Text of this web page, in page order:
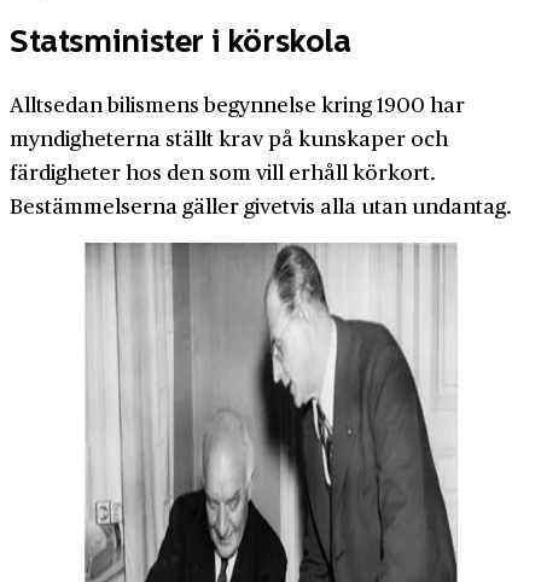
Statsminister i körskola
Alltsedan bilismens begynnelse kring 1900 har
myndigheterna ställt krav på kunskaper och
färdigheter hos den som vill erhåll körkort.
Bestämmelserna gäller givetvis alla utan undantag.